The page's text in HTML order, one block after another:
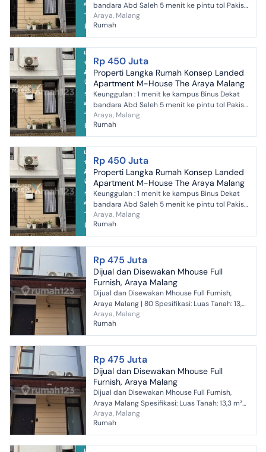
bandara Abd Saleh ⁠5 menit ke pintu tol Pakis
Spesifikasi : Luas Tanah 13,3m2 Luas Bangunan
27m...
Araya, Malang
Rumah
Rp 450 Juta
Properti Langka Rumah Konsep Landed
Apartment M-House The Araya Malang
Keunggulan : ⁠1 menit ke kampus Binus ⁠Dekat
bandara Abd Saleh ⁠5 menit ke pintu tol Pakis
Spesifikasi : Luas Tanah 13,3m2 Luas Bangunan
27m...
Araya, Malang
Rumah
Rp 450 Juta
Properti Langka Rumah Konsep Landed
Apartment M-House The Araya Malang
Keunggulan : ⁠1 menit ke kampus Binus ⁠Dekat
bandara Abd Saleh ⁠5 menit ke pintu tol Pakis
Spesifikasi : Luas Tanah 13,3m2 Luas Bangunan
27m...
Araya, Malang
Rumah
Rp 475 Juta
Dijual dan Disewakan Mhouse Full
Furnish, Araya Malang
Dijual dan Disewakan Mhouse Full Furnish,
Araya Malang | 80 Spesifikasi: Luas Tanah: 13,3
m² Luas Bangunan: 27 m² Bangunan: 2 lantai
Kamar Tidu...
Araya, Malang
Rumah
Rp 475 Juta
Dijual dan Disewakan Mhouse Full
Furnish, Araya Malang
Dijual dan Disewakan Mhouse Full Furnish,
Araya Malang Spesifikasi: Luas Tanah: 13,3 m²
Luas Bangunan: 27 m² Bangunan: 2 lantai
Kamar Tidur: 2 ...
Araya, Malang
Rumah